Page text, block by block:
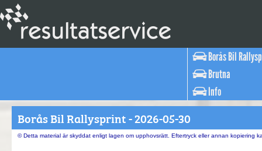
Borås Bil
Brutna
Info
Borås Bil Rallysprint - 2026-05-30
© Detta material är skyddat enligt lagen om upphovsrätt. Eftertryck eller annan kopiering